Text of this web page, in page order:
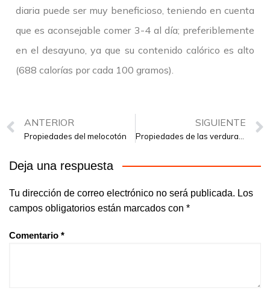
diaria puede ser muy beneficioso, teniendo en cuenta
que es aconsejable comer 3-4 al día; preferiblemente
en el desayuno, ya que su contenido calórico es alto
(688 calorías por cada 100 gramos).
ANTERIOR
Propiedades del melocotón
SIGUIENTE
Deja una respuesta
Tu dirección de correo electrónico no será publicada. Los
campos obligatorios están marcados con *
Comentario *